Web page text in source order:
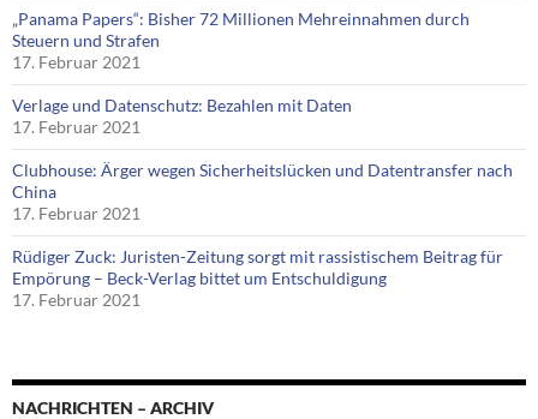
„Panama Papers“: Bisher 72 Millionen Mehreinnahmen durch
Steuern und Strafen
17. Februar 2021
Verlage und Datenschutz: Bezahlen mit Daten
17. Februar 2021
Clubhouse: Ärger wegen Sicherheitslücken und Datentransfer nach
China
17. Februar 2021
Rüdiger Zuck: Juristen-Zeitung sorgt mit rassistischem Beitrag für
Empörung – Beck-Verlag bittet um Entschuldigung
17. Februar 2021
NACHRICHTEN – ARCHIV